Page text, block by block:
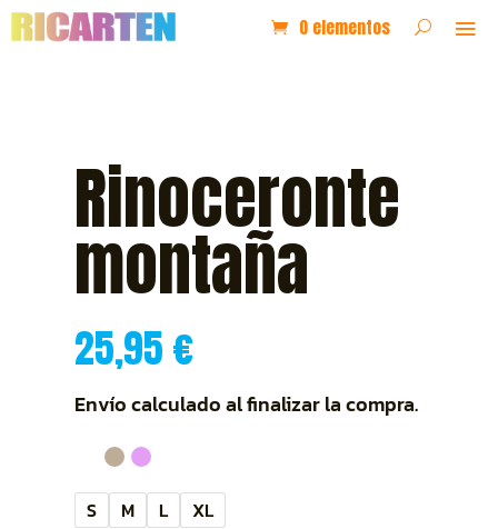
0 elementos
Rinoceronte
montaña
25,95€
Envío calculado al finalizar la compra.
S M L XL